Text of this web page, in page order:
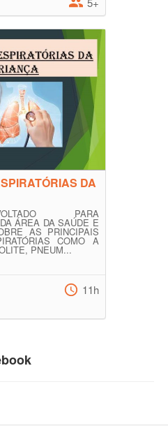
DA
PARA
ÁREA DA SAÚDE E
AS PRINCIPAIS
COMO A
PNEUM...
11h